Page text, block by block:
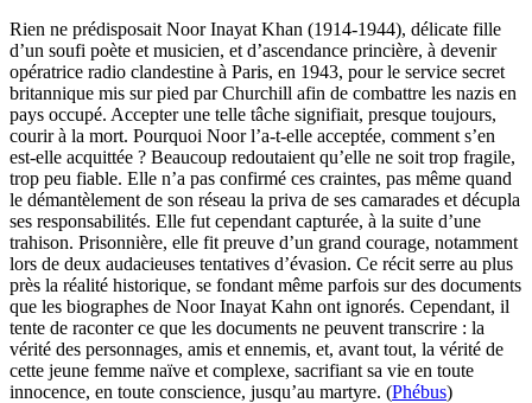
Rien ne prédisposait Noor Inayat Khan (1914-1944), délicate fille
d’un soufi poète et musicien, et d’ascendance princière, à devenir
opératrice radio clandestine à Paris, en 1943, pour le service secret
britannique mis sur pied par Churchill afin de combattre les nazis en
pays occupé. Accepter une telle tâche signifiait, presque toujours,
courir à la mort. Pourquoi Noor l’a-t-elle acceptée, comment s’en
est-elle acquittée ? Beaucoup redoutaient qu’elle ne soit trop fragile,
trop peu fiable. Elle n’a pas confirmé ces craintes, pas même quand
le démantèlement de son réseau la priva de ses camarades et décupla
ses responsabilités. Elle fut cependant capturée, à la suite d’une
trahison. Prisonnière, elle fit preuve d’un grand courage, notamment
lors de deux audacieuses tentatives d’évasion. Ce récit serre au plus
près la réalité historique, se fondant même parfois sur des documents
que les biographes de Noor Inayat Kahn ont ignorés. Cependant, il
tente de raconter ce que les documents ne peuvent transcrire : la
vérité des personnages, amis et ennemis, et, avant tout, la vérité de
cette jeune femme naïve et complexe, sacrifiant sa vie en toute
innocence, en toute conscience, jusqu’au martyre. (Phébus)